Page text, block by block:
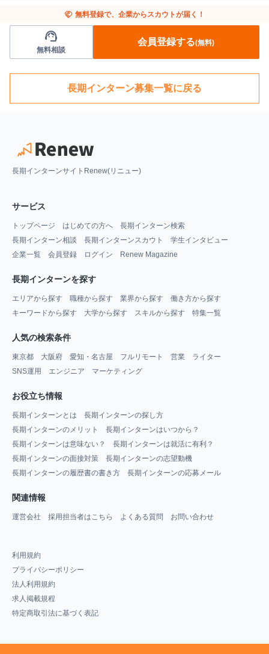
handshake 無料登録で、企業からスカウトが届く！
support_agent
無料相談
会員登録する(無料)
長期インターン募集一覧に戻る
長期インターンサイトRenew(リニュー)
サービス
トップページ はじめての方へ
長期インターン検索
長期インターン相談
長期インターンスカウト
学生インタビュー
企業一覧
会員登録 ログイン Renew Magazine
長期インターンを探す
エリアから探す 職種から探す 業界から探す
働き方から探す
キーワードから探す
大学から探す スキルから探す 特集一覧
人気の検索条件
東京都 大阪府 愛知・名古屋 フルリモート 営業
ライター
SNS運用
エンジニア マーケティング
お役立ち情報
長期インターンとは
長期インターンの探し方
長期インターンのメリット
長期インターンはいつから？
長期インターンは意味ない？
長期インターンは就活に有利？
長期インターンの面接対策
長期インターンの志望動機
長期インターンの履歴書の書き方
長期インターンの応募メール
関連情報
運営会社 採用担当者はこちら よくある質問 お問い合わせ
利用規約
プライバシーポリシー
法人利用規約
求人掲載規程
特定商取引法に基づく表記